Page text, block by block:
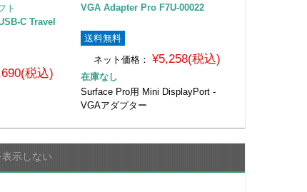
ト
C Travel
税込)
VGA Adapter Pro F7U-00022
送料無料
ネット価格：
¥5,258(税込)
在庫なし
Surface Pro用 Mini DisplayPort -
VGAアダプター
示しない